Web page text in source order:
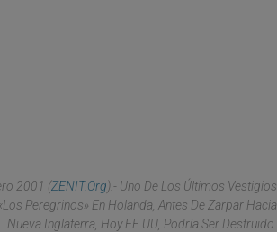
2001 (ZENIT.org).- Uno De Los Últimos Vestigios
Peregrinos» En Holanda, Antes De Zarpar Hacia
Nueva Inglaterra, Hoy EE.UU, Podría Ser Destruido.